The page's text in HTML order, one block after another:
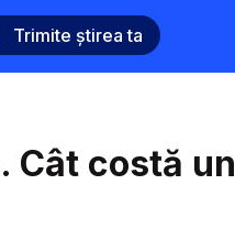
Trimite știrea ta
Cât costă un